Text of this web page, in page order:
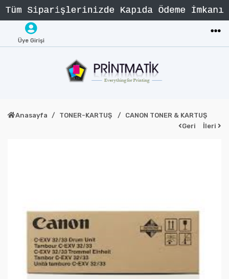
Üye Girişi
Anasayfa TONER-KARTUŞ
CANON TONER & KARTUŞ
Geri
İleri